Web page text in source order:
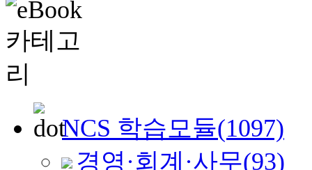
NCS 학습모듈(1097)
경영·회계·사무(93)